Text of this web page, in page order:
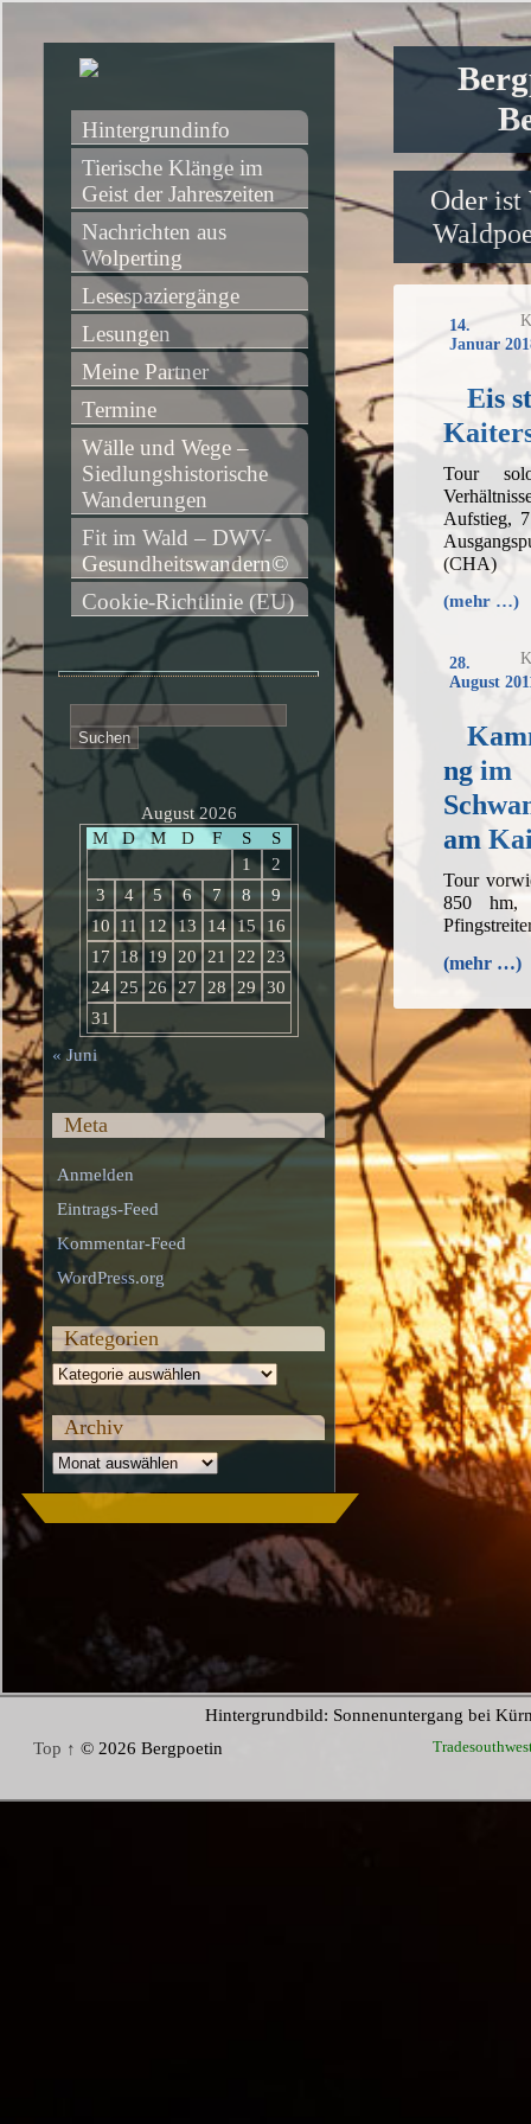
Oder ist
14.
Januar
Eis
Tour
Aufstieg,
(CHA)
(mehr …)
28.
August
ng im
am
Tour
850 hm,
(mehr …)
Hintergrundinfo
Tierische Klänge im
Geist der Jahreszeiten
Nachrichten aus
Wolperting
Lesespaziergänge
Lesungen
Meine Partner
Termine
Wälle und Wege –
Siedlungshistorische
Wanderungen
Fit im Wald – DWV-
Gesundheitswandern©
Cookie-Richtlinie (EU)
nach:
August 2026
M
D M D F S
S
1
2
3
4 5 6 7 8
9
10
11 12 13 14 15
16
17
18 19 20 21 22
23
24 25 26 27 28 29
30
31
« Juni
Meta
Anmelden
Eintrags-Feed
Kommentar-Feed
WordPress.org
Kategorien
Kategorien
Archiv
Archiv
Hintergrundbild: Sonnenuntergang bei
Top ↑ © 2026 Bergpoetin